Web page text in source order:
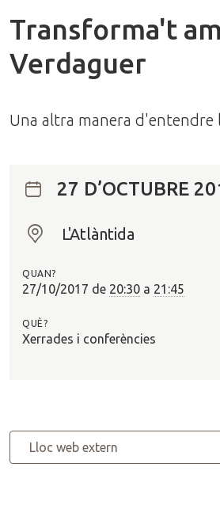
Transforma't
Verdaguer
Una altra manera d'entendre
27 D’OCTUBRE
O
?
L'Atlàntida
QUAN?
27/10/2017 de 20:30 a 21:45
QUÈ?
Xerrades i conferències
Lloc web extern